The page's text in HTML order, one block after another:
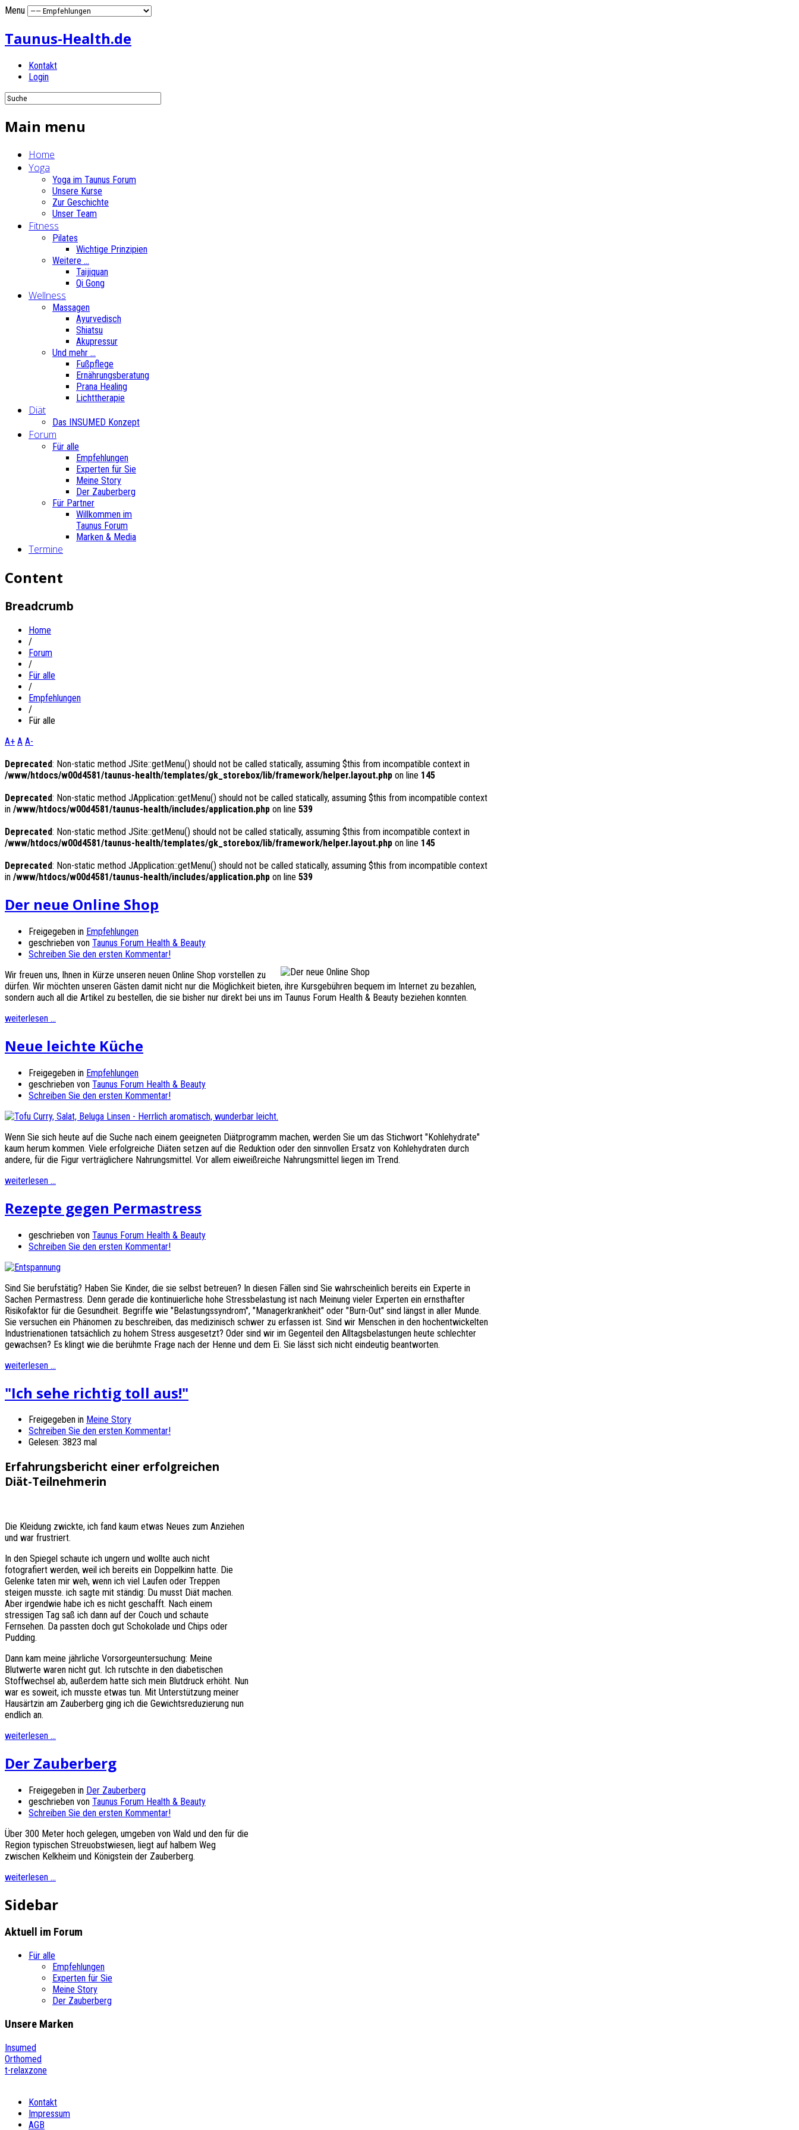
Menu
Taunus-Health.de
Kontakt
Login
Main menu
Home
Yoga
Yoga im Taunus Forum
Unsere Kurse
Zur Geschichte
Unser Team
Fitness
Pilates
Wichtige Prinzipien
Weitere ...
Taijiquan
Qi Gong
Wellness
Massagen
Ayurvedisch
Shiatsu
Akupressur
Und mehr ...
Fußpflege
Ernährungsberatung
Prana Healing
Lichttherapie
Diät
Das INSUMED Konzept
Forum
Für alle
Empfehlungen
Experten für Sie
Meine Story
Der Zauberberg
Für Partner
Willkommen im
Taunus Forum
Marken & Media
Termine
Content
Breadcrumb
Home
/
Forum
/
Für alle
/
Empfehlungen
/
Für alle
A+ A A-
Deprecated: Non-static method JSite::getMenu() should not be called statically, assuming $this from incompatible context in
/www/htdocs/w00d4581/taunus-health/templates/gk_storebox/lib/framework/helper.layout.php on line 145
Deprecated: Non-static method JApplication::getMenu() should not be called statically, assuming $this from incompatible context
in /www/htdocs/w00d4581/taunus-health/includes/application.php on line 539
Deprecated: Non-static method JSite::getMenu() should not be called statically, assuming $this from incompatible context in
/www/htdocs/w00d4581/taunus-health/templates/gk_storebox/lib/framework/helper.layout.php on line 145
Deprecated: Non-static method JApplication::getMenu() should not be called statically, assuming $this from incompatible context
in /www/htdocs/w00d4581/taunus-health/includes/application.php on line 539
Der neue Online Shop
Freigegeben in Empfehlungen
geschrieben von Taunus Forum Health & Beauty
Schreiben Sie den ersten Kommentar!
Wir freuen uns, Ihnen in Kürze unseren neuen Online Shop vorstellen zu
dürfen. Wir möchten unseren Gästen damit nicht nur die Möglichkeit bieten, ihre Kursgebühren bequem im Internet zu bezahlen,
sondern auch all die Artikel zu bestellen, die sie bisher nur direkt bei uns im Taunus Forum Health & Beauty beziehen konnten.
weiterlesen ...
Neue leichte Küche
Freigegeben in Empfehlungen
geschrieben von Taunus Forum Health & Beauty
Schreiben Sie den ersten Kommentar!
Wenn Sie sich heute auf die Suche nach einem geeigneten Diätprogramm machen, werden Sie um das Stichwort "Kohlehydrate"
kaum herum kommen. Viele erfolgreiche Diäten setzen auf die Reduktion oder den sinnvollen Ersatz von Kohlehydraten durch
andere, für die Figur verträglichere Nahrungsmittel. Vor allem eiweißreiche Nahrungsmittel liegen im Trend.
weiterlesen ...
Rezepte gegen Permastress
geschrieben von Taunus Forum Health & Beauty
Schreiben Sie den ersten Kommentar!
Sind Sie berufstätig? Haben Sie Kinder, die sie selbst betreuen? In diesen Fällen sind Sie wahrscheinlich bereits ein Experte in
Sachen Permastress. Denn gerade die kontinuierliche hohe Stressbelastung ist nach Meinung vieler Experten ein ernsthafter
Risikofaktor für die Gesundheit. Begriffe wie "Belastungssyndrom", "Managerkrankheit" oder "Burn-Out" sind längst in aller Munde.
Sie versuchen ein Phänomen zu beschreiben, das medizinisch schwer zu erfassen ist. Sind wir Menschen in den hochentwickelten
Industrienationen tatsächlich zu hohem Stress ausgesetzt? Oder sind wir im Gegenteil den Alltagsbelastungen heute schlechter
gewachsen? Es klingt wie die berühmte Frage nach der Henne und dem Ei. Sie lässt sich nicht eindeutig beantworten.
weiterlesen ...
"Ich sehe richtig toll aus!"
Freigegeben in Meine Story
Schreiben Sie den ersten Kommentar!
Gelesen: 3823 mal
Erfahrungsbericht einer erfolgreichen
Diät-Teilnehmerin
Die Kleidung zwickte, ich fand kaum etwas Neues zum Anziehen
und war frustriert.
In den Spiegel schaute ich ungern und wollte auch nicht
fotografiert werden, weil ich bereits ein Doppelkinn hatte. Die
Gelenke taten mir weh, wenn ich viel Laufen oder Treppen
steigen musste. ich sagte mit ständig: Du musst Diät machen.
Aber irgendwie habe ich es nicht geschafft. Nach einem
stressigen Tag saß ich dann auf der Couch und schaute
Fernsehen. Da passten doch gut Schokolade und Chips oder
Pudding.
Dann kam meine jährliche Vorsorgeuntersuchung: Meine
Blutwerte waren nicht gut. Ich rutschte in den diabetischen
Stoffwechsel ab, außerdem hatte sich mein Blutdruck erhöht. Nun
war es soweit, ich musste etwas tun. Mit Unterstützung meiner
Hausärtzin am Zauberberg ging ich die Gewichtsreduzierung nun
endlich an.
weiterlesen ...
Der Zauberberg
Freigegeben in Der Zauberberg
geschrieben von Taunus Forum Health & Beauty
Schreiben Sie den ersten Kommentar!
Über 300 Meter hoch gelegen, umgeben von Wald und den für die
Region typischen Streuobstwiesen, liegt auf halbem Weg
zwischen Kelkheim und Königstein der Zauberberg.
weiterlesen ...
Sidebar
Aktuell im Forum
Für alle
Empfehlungen
Experten für Sie
Meine Story
Der Zauberberg
Unsere Marken
Insumed
Orthomed
t-relaxzone
Kontakt
Impressum
AGB